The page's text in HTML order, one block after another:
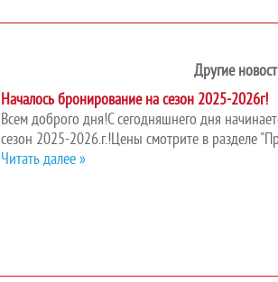
Другие
Началось бронирование на сезон 2025-2026г!
Всем доброго дня!С сегодняшнего дня
сезон 2025-2026.г.!Цены смотрите в разделе
Читать далее »